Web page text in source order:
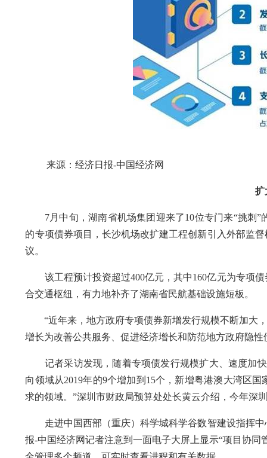
来源：经济日报-中国经济网
扩大
7月中旬，湖南省机场集团迎来了10位专门来“挑刺”
的专项债券项目，长沙机场改扩建工程创新引入外部监
议。
该工程预计投资超过400亿元，其中160亿元为专项债
合交通枢纽，有力地补齐了湖南省民航基础设施短板。
“近年来，地方政府专项债券新增发行规模不断加大，
增长为改善公共服务、促进经济增长和防范地方政府隐
记者采访发现，随着专项债发行规模扩大、速度加快
向领域从2019年的9个增加到15个，新增粤港澳大湾区
求的领域。”深圳市财政局预算处处长黄云介绍，今年深
走进中国西部（重庆）科学城科学谷数智建设指挥中
报-中国经济网记者注意到一面电子大屏上显示“项目协